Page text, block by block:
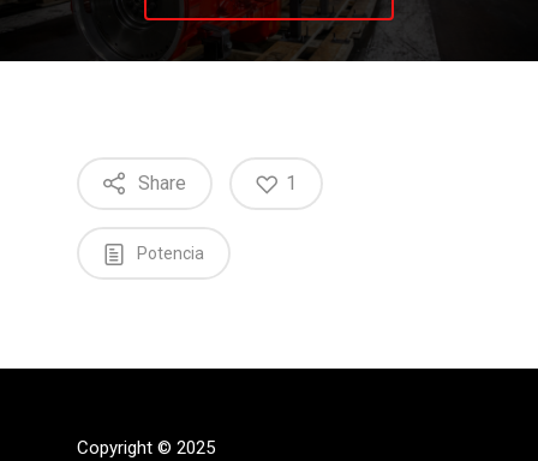
Share 1
Potencia
Copyright © 2025